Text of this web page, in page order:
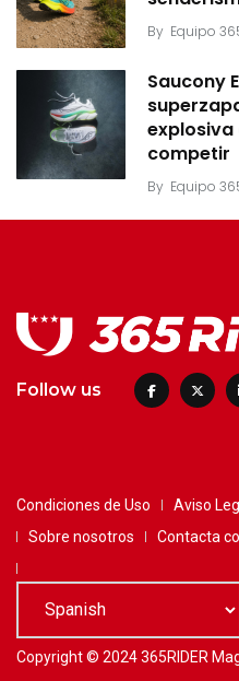
By Equipo
Saucony
explosiva
competir
By Equipo
Follow us
Condiciones de Uso Aviso
Sobre nosotros
Contacta
Copyright © 2024 365RIDER